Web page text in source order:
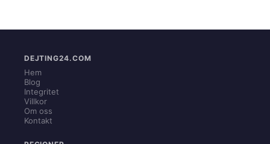
DEJTING24.COM
Hem
Blog
Integritet
Villkor
Om oss
Kontakt